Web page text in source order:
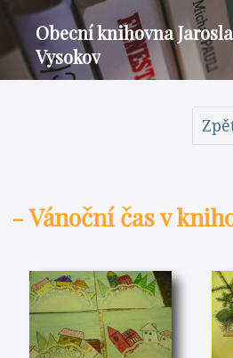
Obecní knihovna
Vysokov
- Vánoční čas v